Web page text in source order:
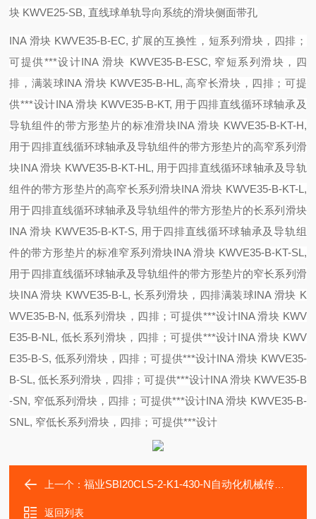
块 KWVE25-SB, 直线球单轨导向系统的滑块侧面带孔
INA 滑块 KWVE35-B-EC, 扩展的互换性，短系列滑块，四排；
可提供***设计INA 滑块 KWVE35-B-ESC, 窄短系列滑块，四
排，满装球INA 滑块 KWVE35-B-HL, 高窄长滑块，四排；可提
供***设计INA 滑块 KWVE35-B-KT, 用于四排直线循环球轴承及
导轨组件的带方形垫片的标准滑块INA 滑块 KWVE35-B-KT-H,
用于四排直线循环球轴承及导轨组件的带方形垫片的高窄系列滑
块INA 滑块 KWVE35-B-KT-HL, 用于四排直线循环球轴承及导轨
组件的带方形垫片的高窄长系列滑块INA 滑块 KWVE35-B-KT-L,
用于四排直线循环球轴承及导轨组件的带方形垫片的长系列滑块
INA 滑块 KWVE35-B-KT-S, 用于四排直线循环球轴承及导轨组
件的带方形垫片的标准窄系列滑块INA 滑块 KWVE35-B-KT-SL,
用于四排直线循环球轴承及导轨组件的带方形垫片的窄长系列滑
块INA 滑块 KWVE35-B-L, 长系列滑块，四排满装球INA 滑块 K
WVE35-B-N, 低系列滑块，四排；可提供***设计INA 滑块 KWV
E35-B-NL, 低长系列滑块，四排；可提供***设计INA 滑块 KWV
E35-B-S, 低系列滑块，四排；可提供***设计INA 滑块 KWVE35-
B-SL, 低长系列滑块，四排；可提供***设计INA 滑块 KWVE35-B
-SN, 窄低系列滑块，四排；可提供***设计INA 滑块 KWVE35-B-
SNL, 窄低长系列滑块，四排；可提供***设计
上一个：福业SBI20CLS-2-K1-430-N自动化机械传动零部件
返回列表